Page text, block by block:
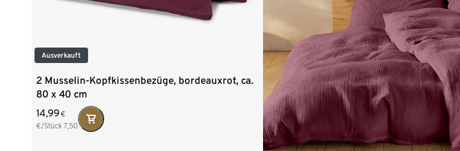
Ausverkauft
2 Musselin-Kopfkissenbezüge, bordeauxrot, ca.
80 x 40 cm
14,99€
€/Stück 7,50